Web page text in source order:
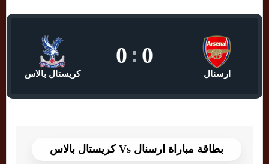
ارسنال
0
:
0
كريستال بالاس
بطاقة مباراة ارسنال Vs كريستال بالاس